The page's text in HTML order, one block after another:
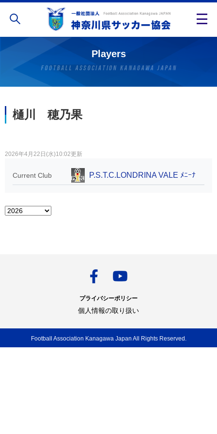
Players
樋川 穂乃果
2026年4月22日(水)10:02更新
Current Club P.S.T.C.LONDRINA VALE ﾒﾆｰﾅ
プライバシーポリシー
個人情報の取り扱い
Football Association Kanagawa Japan All Rights Reserved.